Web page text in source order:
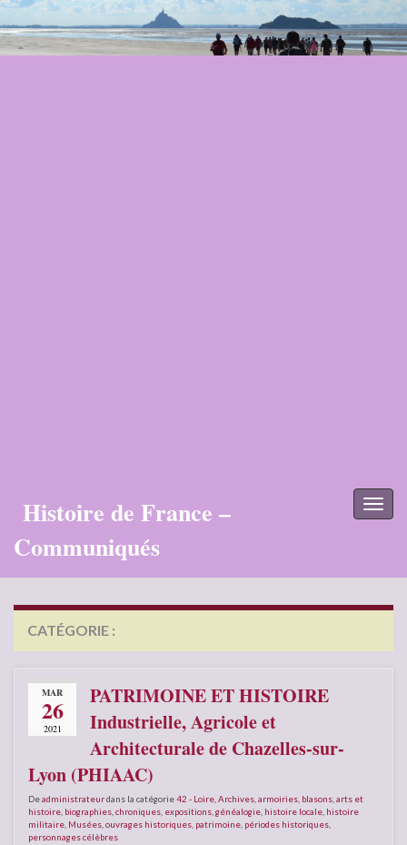
Histoire de France –
Communiqués
CATÉGORIE :
MAR
26
2021
PATRIMOINE ET HISTOIRE
Industrielle, Agricole et
Architecturale de Chazelles-sur-
Lyon (PHIAAC)
Deadministrateurdans la catégorie42 - Loire Archives armoiries, blasons arts et
histoire biographies chroniques expositions généalogie histoire locale histoire
militaire Musées ouvrages historiques patrimoine périodes historiques
personnages célèbres